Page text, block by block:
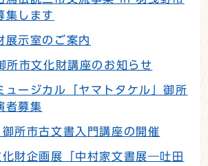
集します
展示室のご案内
所市文化財講座のお知らせ
ュージカル「ヤマトタケル」御所
募集
所市古文書入門講座の開催
財企画展「中村家文書展―吐田